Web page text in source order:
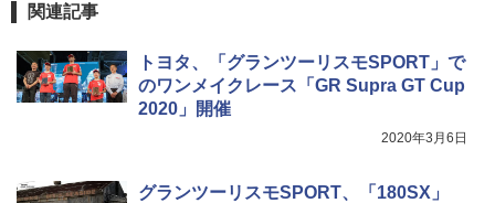
関連記事
トヨタ、「グランツーリスモSPORT」で
のワンメイクレース「GR Supra GT Cup
2020」開催
2020年3月6日
グランツーリスモSPORT、「180SX」